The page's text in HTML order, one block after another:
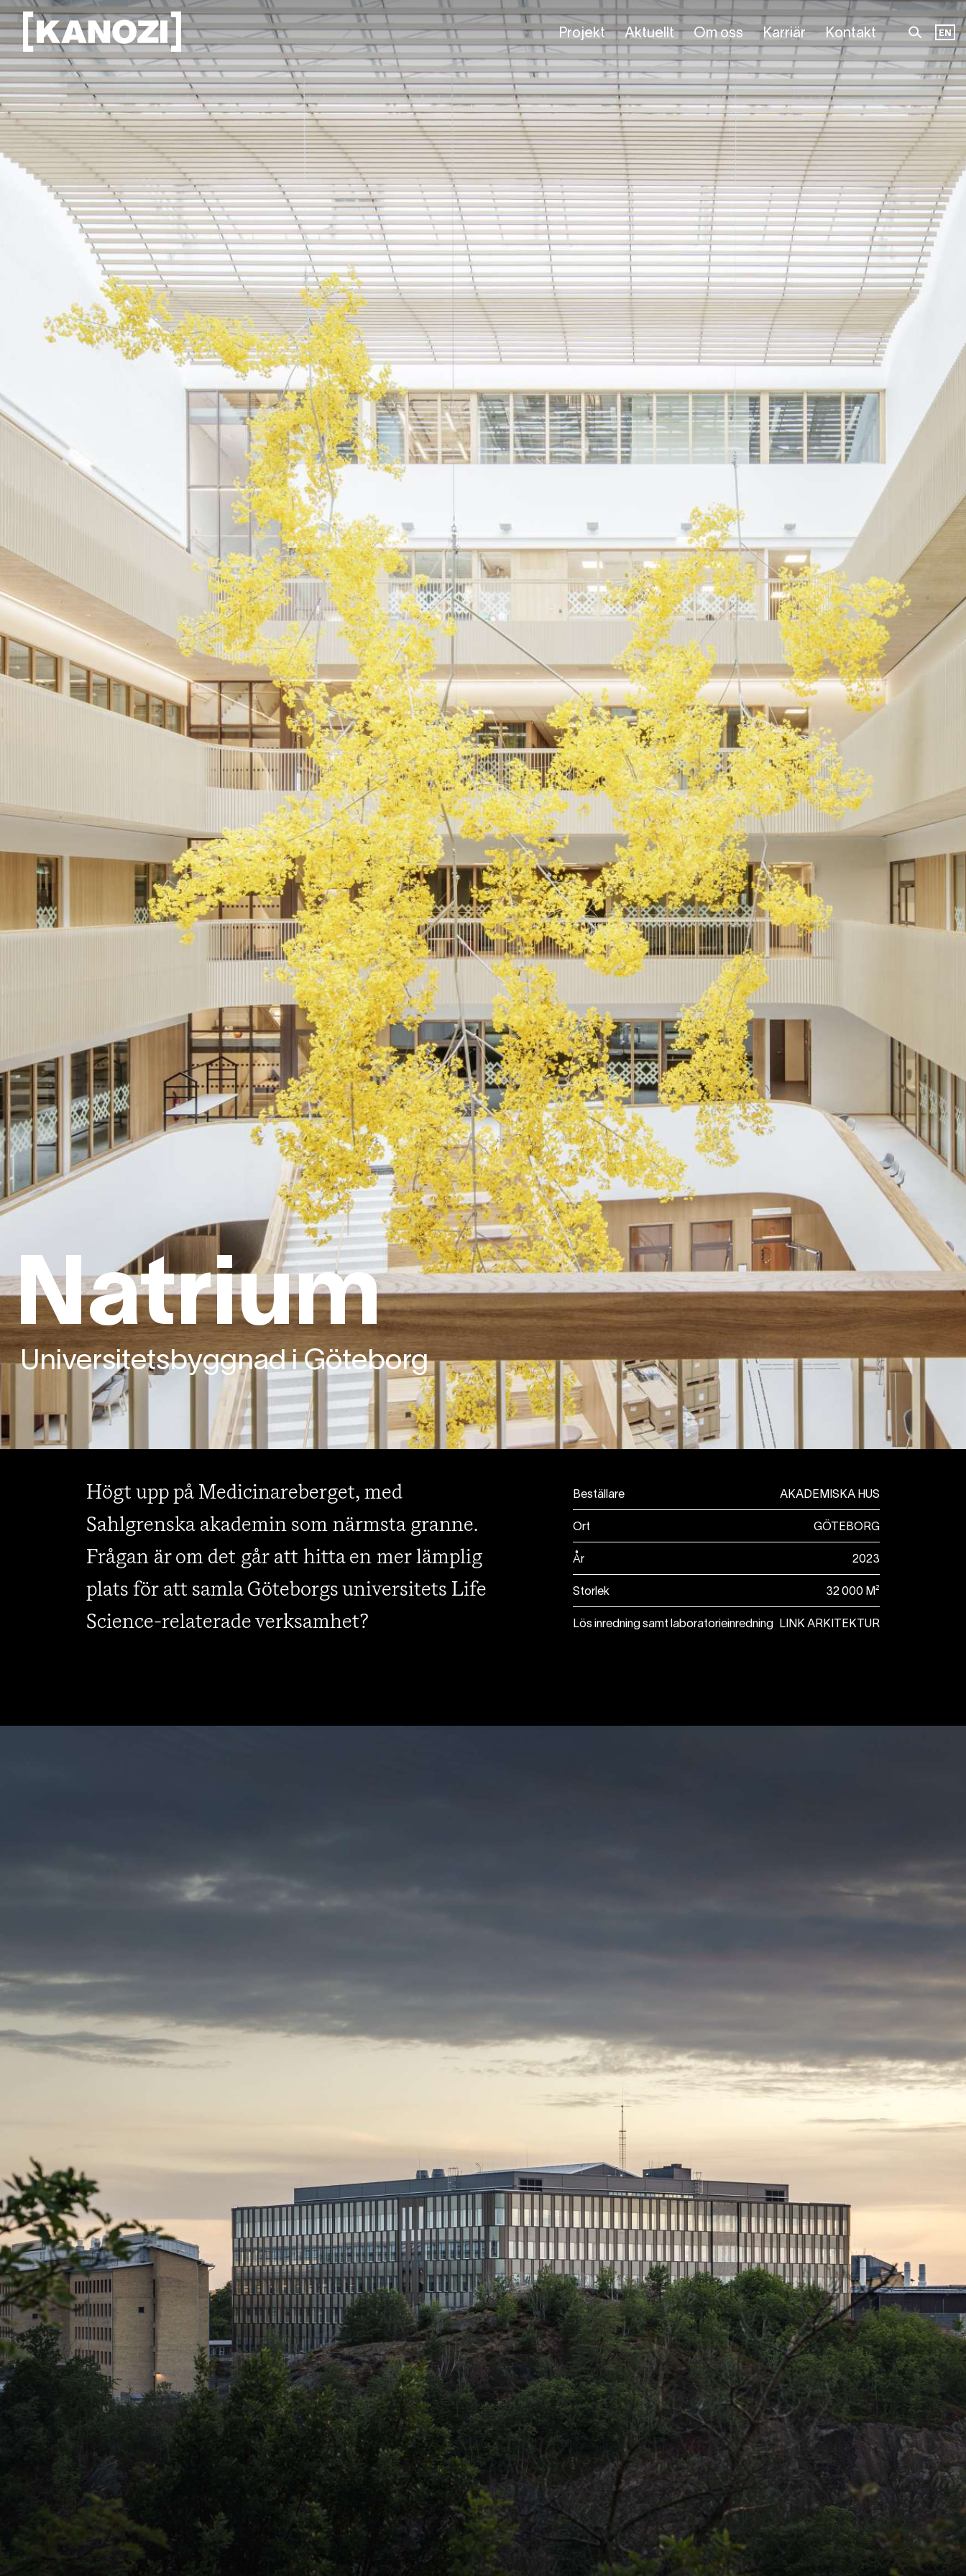
Projekt Aktuellt Om oss Karriär Kontakt EN
Natrium
Universitetsbyggnad i Göteborg
Högt upp på Medicinareberget, med
Sahlgrenska akademin som närmsta granne.
Frågan är om det går att hitta en mer lämplig
plats för att samla Göteborgs universitets Life
Science-relaterade verksamhet?
Beställare AKADEMISKA HUS
Ort GÖTEBORG
År 2023
Storlek 32 000 M²
Lös inredning samt laboratorieinredning LINK ARKITEKTUR